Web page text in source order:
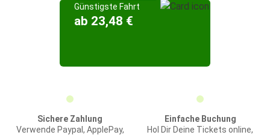
Günstigste Fahrt
ab 23,48 €
Sichere Zahlung
Verwende Paypal, ApplePay,
Einfache Buchung
Hol Dir Deine Tickets online,